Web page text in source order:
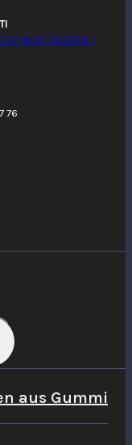
16135, NİLÜFER /
76
aus Gummi